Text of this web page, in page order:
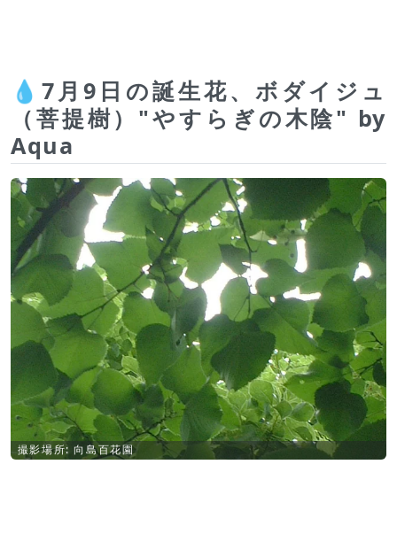
💧7月9日の誕生花、ボダイジュ
（菩提樹）"やすらぎの木陰" by
Aqua
撮影場所: 向島百花園